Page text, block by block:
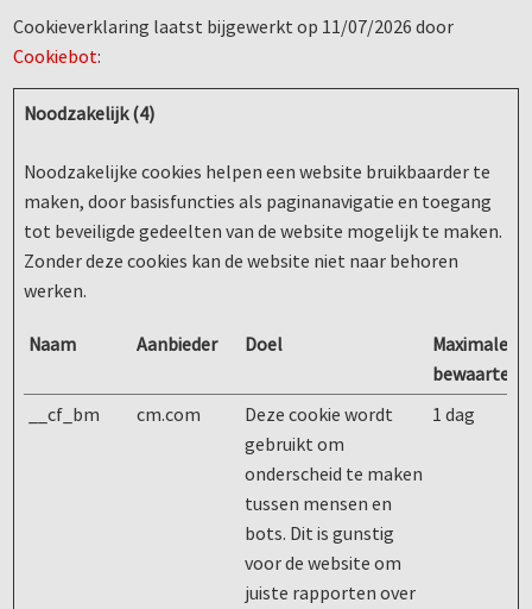
Cookieverklaring laatst bijgewerkt op 11/07/2026 door
Cookiebot:
Noodzakelijk (4)
Noodzakelijke cookies helpen een website bruikbaarder te
maken, door basisfuncties als paginanavigatie en toegang
tot beveiligde gedeelten van de website mogelijk te maken.
Zonder deze cookies kan de website niet naar behoren
werken.
Naam Aanbieder Doel
Maximale
__cf_bm
cm.com
Deze cookie wordt
gebruikt om
onderscheid te maken
tussen mensen en
bots. Dit is gunstig
voor de website om
juiste rapporten over
1 dag